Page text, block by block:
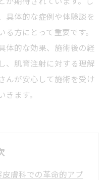
具体的な症例や体験談を
方にとって重要です。
体的な効果、施術後の経
、肌育注射に対する理解
んが安心して施術を受け
ます。
膚科での革命的アプ